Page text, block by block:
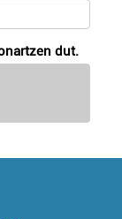
dut.